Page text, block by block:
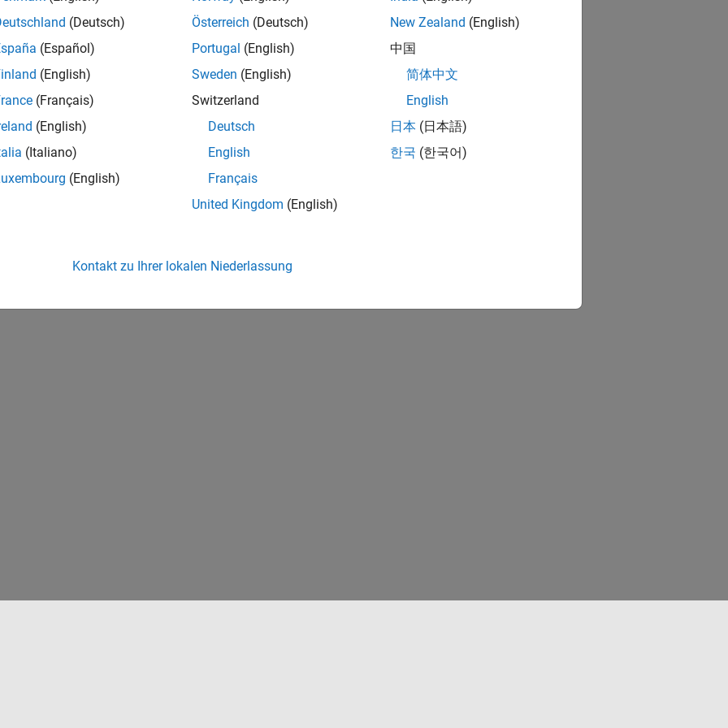
Issues with Data Transfer
(Deutsch)
(Español)
(English)
(Français)
(English)
(Italiano)
(English)
Österreich (Deutsch)
Portugal (English)
Sweden (English)
Switzerland
Deutsch
English
Français
United Kingdom (English)
New Zealand (English)
中国
简体中文
English
日本 (日本語)
한국 (한국어)
Kontakt zu Ihrer lokalen Niederlassung